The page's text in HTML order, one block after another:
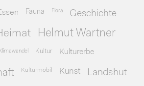
Fauna Flora Geschichte
Helmut Wartner
Klimawandel Kultur Kulturerbe
Kulturmobil Kunst Landshut